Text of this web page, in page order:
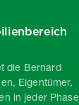
die Bernard
Eigentümer,
in jeder Phase